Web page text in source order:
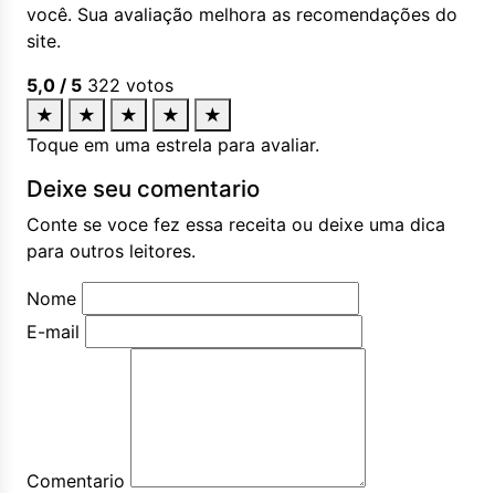
você. Sua avaliação melhora as recomendações do
site.
5,0 / 5 322 votos
★
★ ★ ★
★
Toque em uma estrela para avaliar.
Deixe seu comentario
Conte se voce fez essa receita ou deixe uma dica
para outros leitores.
Nome
E-mail
Comentario